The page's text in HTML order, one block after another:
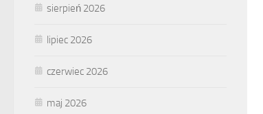
sierpień 2026
lipiec 2026
czerwiec 2026
maj 2026